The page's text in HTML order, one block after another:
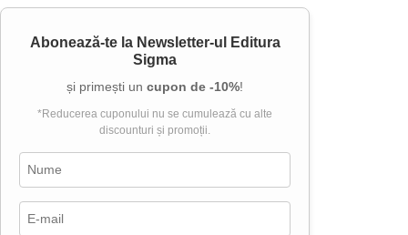
Abonează-te la Newsletter-ul Editura
Sigma
și primești un cupon de -10%!
*Reducerea cuponului nu se cumulează cu alte
discounturi și promoții.